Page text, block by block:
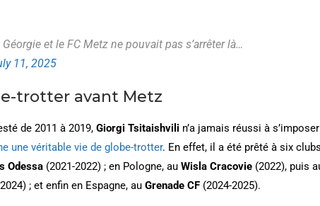
et le FC Metz ne pouvait pas s’arrêter là…
11, 2025
trotter avant Metz
de 2011 à 2019, Giorgi Tsitaishvili n’a jamais réussi à
une véritable vie de globe-trotter. En effet, il a été prêté à six
Odessa (2021-2022) ; en Pologne, au Wisla Cracovie (2022), puis
; et enfin en Espagne, au Grenade CF (2024-2025).